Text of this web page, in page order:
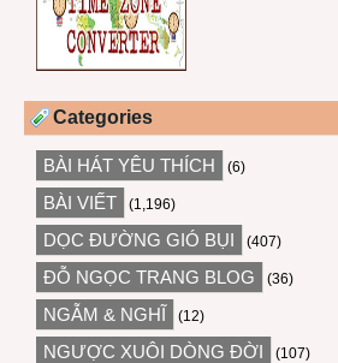
Categories
BÀI HÁT YÊU THÍCH (6)
BÀI VIẾT (1,196)
DỌC ĐƯỜNG GIÓ BỤI (407)
ĐỖ NGỌC TRANG BLOG (36)
NGẪM & NGHĨ (12)
NGƯỢC XUÔI DÒNG ĐỜI (107)